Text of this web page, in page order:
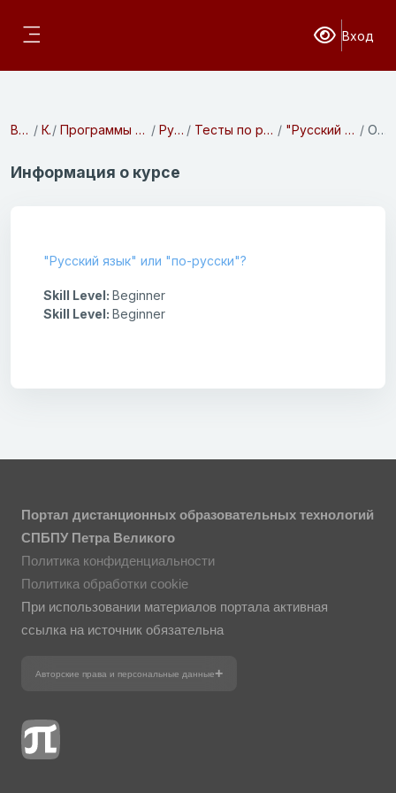
Версия для
Вход
В начало Курсы Программы предвузовской подготовки Русский язык Тесты по русскому языку. 1 семестр "Русский язык" или "по-русски"? Описание
Информация о курсе
"Русский язык" или "по-русски"?
Skill Level: Beginner
Skill Level: Beginner
Портал дистанционных образовательных технологий
СПБПУ Петра Великого
Политика конфиденциальности
Политика обработки cookie
При использовании материалов портала активная
ссылка на источник обязательна
Авторские права и персональные данные
Фотографии размещены с согласия
о персональных данных. Согласно
гражданина», все фотоматериалы